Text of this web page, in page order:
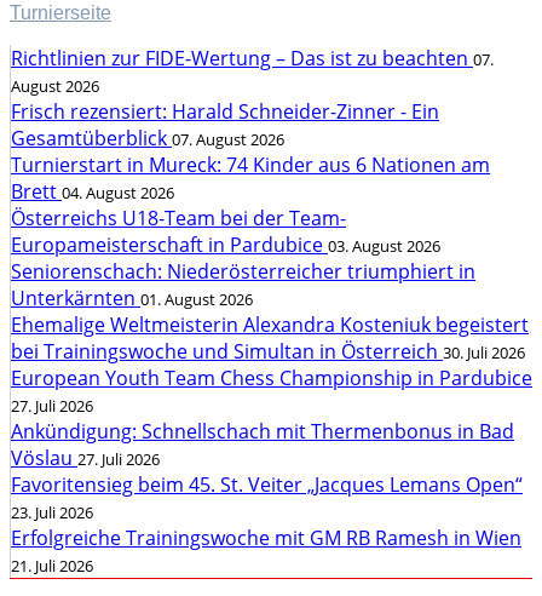
Turnierseite
Richtlinien zur FIDE-Wertung – Das ist zu beachten 07.
August 2026
Frisch rezensiert: Harald Schneider-Zinner - Ein
Gesamtüberblick 07. August 2026
Turnierstart in Mureck: 74 Kinder aus 6 Nationen am
Brett 04. August 2026
Österreichs U18-Team bei der Team-
Europameisterschaft in Pardubice 03. August 2026
Seniorenschach: Niederösterreicher triumphiert in
Unterkärnten 01. August 2026
Ehemalige Weltmeisterin Alexandra Kosteniuk begeistert
bei Trainingswoche und Simultan in Österreich 30. Juli 2026
European Youth Team Chess Championship in Pardubice
27. Juli 2026
Ankündigung: Schnellschach mit Thermenbonus in Bad
Vöslau 27. Juli 2026
Favoritensieg beim 45. St. Veiter „Jacques Lemans Open“
23. Juli 2026
Erfolgreiche Trainingswoche mit GM RB Ramesh in Wien
21. Juli 2026